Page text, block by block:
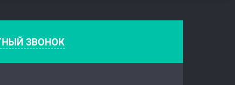
ЗВОНОК